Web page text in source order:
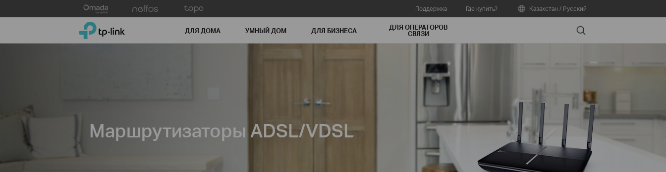
to
Поддержка Где купить? Казахстан / Русский
TP-Link, Reliably Smart ДЛЯ ДОМА УМНЫЙ ДОМ ДЛЯ БИЗНЕСА ДЛЯ ОПЕРАТОРОВ
СВЯЗИ Search
Маршрутизаторы ADSL/VDSL